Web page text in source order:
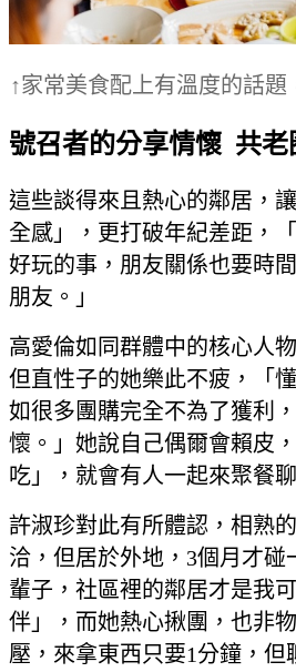
↑家常美食配上有溫度的話題
號召者的分享情懷 共老
這些談得來且熱心的鄰居，
全感」，更打破年紀差距，
好玩的事，朋友關係也要時
朋友。」
高愛倫如同群體中的核心人
但直性子的她樂此不疲，「
如很多團購完全不為了獲利
懷。」她說自己偶爾會賴皮
吃」，就會有人一起來聚餐聊
許淑珍對此有所體認，相熟
洽，但居於外地，3個月才碰
輩子，社區裡的鄰居才是我
伴」，而她熱心揪團，也非
壓，來拿東西只要1分鐘，但